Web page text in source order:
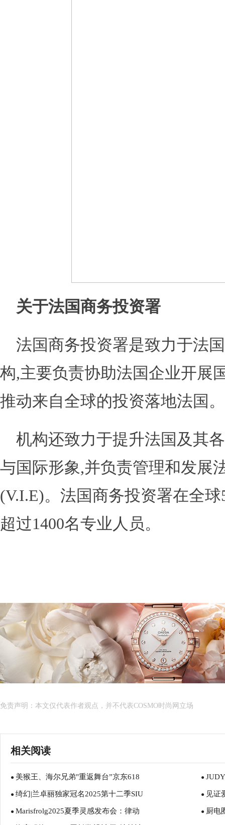
关于法国商务投资署
法国商务投资署是致力于法
构,主要负责协助法国企业开展
推动来自全球的投资落地法国。
机构还致力于提升法国及其
与国际形象,并负责管理和发展
(V.I.E)。法国商务投资署在全
超过1400名专业人员。
免责声明：本文仅代表作者观点，并不代表COSMO时尚网立场
相关阅读
● 美猴王、海尔兄弟"重返舞台”京东618 ●
● 绮幻|兰卓丽独家冠名2025第十二季SIU ● 见证
● Marisfrolg2025夏季灵感发布会：律动 ● 厨电